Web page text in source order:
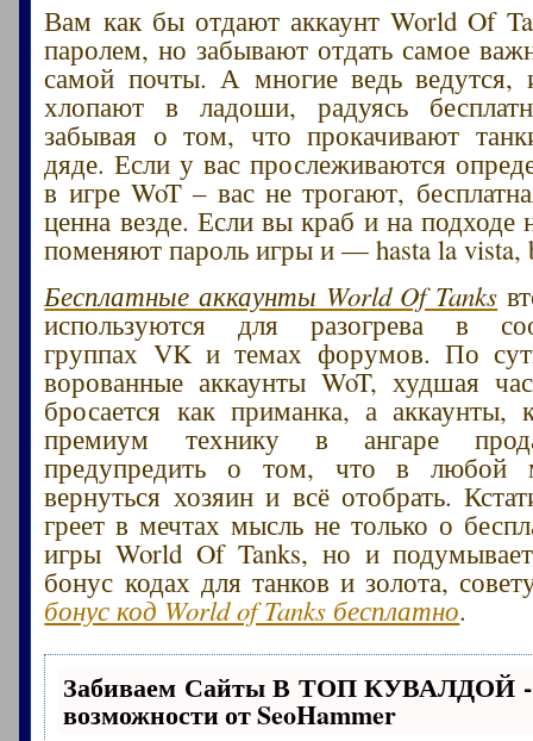
Вам как бы отдают аккаунт World Of
паролем, но забывают отдать самое
самой почты. А многие ведь ведутся,
хлопают в ладоши, радуясь
забывая о том, что прокачивают
дяде. Если у вас прослеживаются
в игре WoT – вас не трогают,
ценна везде. Если вы краб и на подходе
поменяют пароль игры и — hasta la vista,
Бесплатные аккаунты World Of Tanks
используются для разогрева в
группах VK и темах форумов. По
ворованные аккаунты WoT, худшая
бросается как приманка, а аккаунты,
премиум технику в ангаре
предупредить о том, что в любой
вернуться хозяин и всё отобрать.
греет в мечтах мысль не только о
игры World Of Tanks, но и
бонус кодах для танков и золота,
бонус код World of Tanks бесплатно.
Забиваем Сайты В ТОП КУВАЛДОЙ -
возможности от SeoHammer